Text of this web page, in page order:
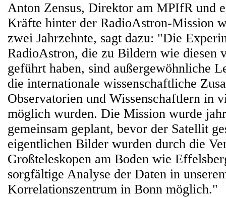
Anton Zensus, Direktor am MPIfR und
Kräfte hinter der RadioAstron-Mission
zwei Jahrzehnte, sagt dazu: "Die
RadioAstron, die zu Bildern wie diesen
geführt haben, sind außergewöhnliche
die internationale wissenschaftliche
Observatorien und Wissenschaftlern in
möglich wurden. Die Mission wurde
gemeinsam geplant, bevor der Satellit
eigentlichen Bilder wurden durch die
Großteleskopen am Boden wie
sorgfältige Analyse der Daten in
Korrelationszentrum in Bonn möglich."